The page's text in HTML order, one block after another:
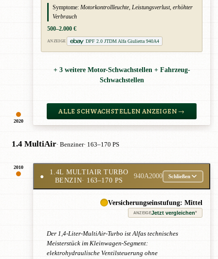
2020
Symptome: Motorkontrollleuchte, Leistungsverlust, erhöhter
Verbrauch
500–2.000 €
ANZEIGE DPF 2.0 JTDM Alfa Giulietta 940A4
+ 3 weitere Motor-Schwachstellen + Fahrzeug-
Schwachstellen
ALLE SCHWACHSTELLEN ANZEIGEN →
1.4 MultiAir· Benziner· 163–170 PS
2010
●
1.4L MULTIAIR TURBO
BENZIN· 163–170 PS
940A2000 Schließen
Versicherungseinstufung: Mittel
ANZEIGEJetzt vergleichen*
Der 1,4-Liter-MultiAir-Turbo ist Alfas technisches
Meisterstück im Kleinwagen-Segment:
elektrohydraulische Ventilsteuerung ohne